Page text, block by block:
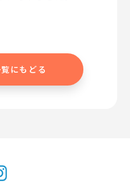
にもどる